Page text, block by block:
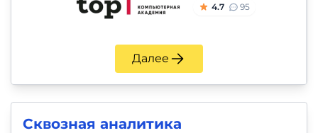
4.7 95
Далее
Сквозная аналитика